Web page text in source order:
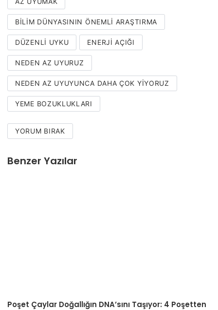
BILIM DÜNYASININ ÖNEMLI ARAŞTIRMA
DÜZENLI UYKU ENERJI AÇIĞI
NEDEN AZ UYURUZ
NEDEN AZ UYUYUNCA DAHA ÇOK YIYORUZ
YEME BOZUKLUKLARI
YORUM BIRAK
Benzer Yazılar
Poşet Çaylar Doğallığın DNA’sını Taşıyor: 4 Poşetten